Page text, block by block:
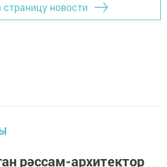
страницу новости
рәссам-архитектор